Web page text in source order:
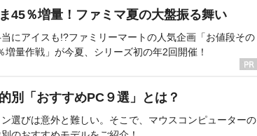
45％増量！ファミマ夏の大盤振る舞い
にアイスも!?ファミリーマートの人気企画「お値段その
増量作戦」が今夏、シリーズ初の年2回開催！
別「おすすめPC９選」とは？
選びは意外と難しい。そこで、マウスコンピューターの